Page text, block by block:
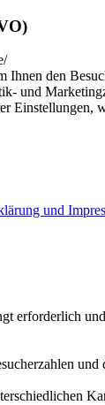
den
und
und
erforderlich